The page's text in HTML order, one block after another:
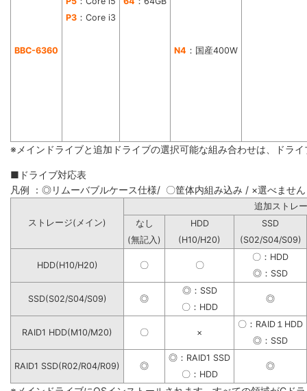
BBC-6360 N4 ：国産400W
P3 ：Core i3
※メインドライブと追加ドライブの選択可能な組み合わせは、ドラ
■ドライブ対応表
凡例 ：◎リムーバブルケース仕様/ 〇筐体内組み込み / ×選べません
追加ストレ
ストレージ(メイン)
なし HDD
SSD
(無記入)
(H10/H20) (S02/S04/S09)
HDD(H10/H20) 〇 〇
〇：HDD
◎：SSD
SSD(S02/S04/S09) ◎
◎：SSD
◎
〇：HDD
RAID1 HDD(M10/M20) 〇 ×
〇：RAID１HDD
◎：SSD
RAID1 SSD(R02/R04/R09) ◎
◎：RAID1 SSD
◎
〇：HDD